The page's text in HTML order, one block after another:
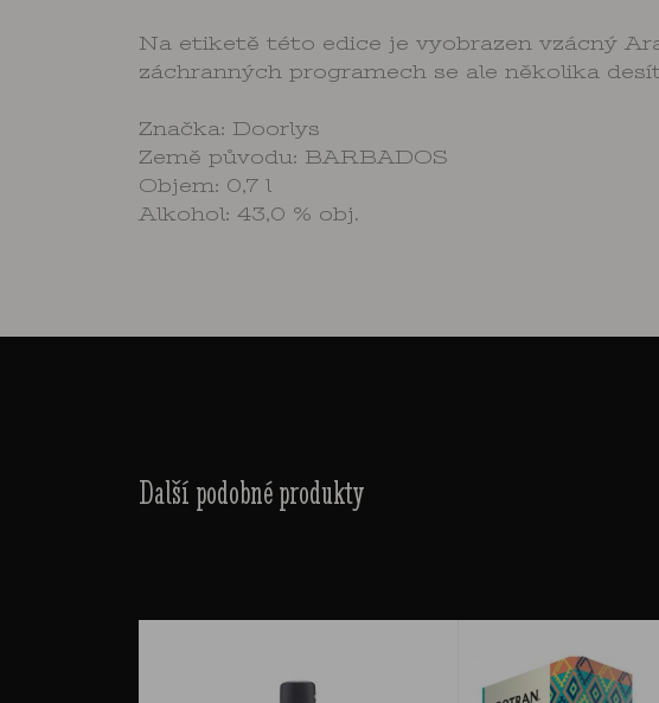
Na etiketě této edice je vyobrazen vzácný
záchranných programech se ale několika
Značka: Doorlys
Země původu: BARBADOS
Objem: 0,7 l
Alkohol: 43,0 % obj.
Další podobné produkty